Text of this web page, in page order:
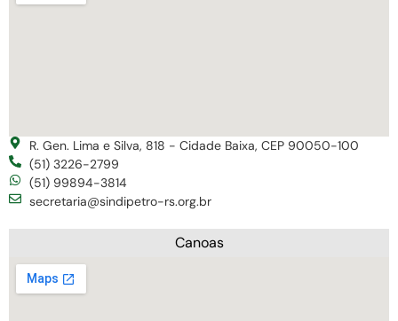
R. Gen. Lima e Silva, 818 - Cidade Baixa, CEP 90050-100
(51) 3226-2799
(51) 99894-3814
secretaria@sindipetro-rs.org.br
Canoas